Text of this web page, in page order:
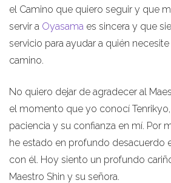
el Camino que quiero seguir y que
servir a Oyasama es sincera y que
servicio para ayudar a quién
camino.
No quiero dejar de agradecer al
el momento que yo conocí
paciencia y su confianza en mí. Por
he estado en profundo desacuerdo
con él. Hoy siento un profundo
Maestro Shin y su señora.